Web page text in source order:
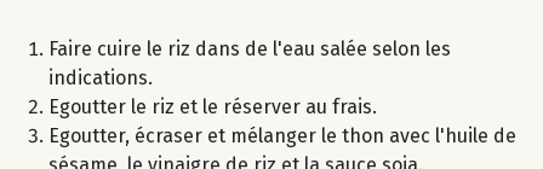
Faire cuire le riz dans de l'eau salée selon les
indications.
Egoutter le riz et le réserver au frais.
Egoutter, écraser et mélanger le thon avec l'huile de